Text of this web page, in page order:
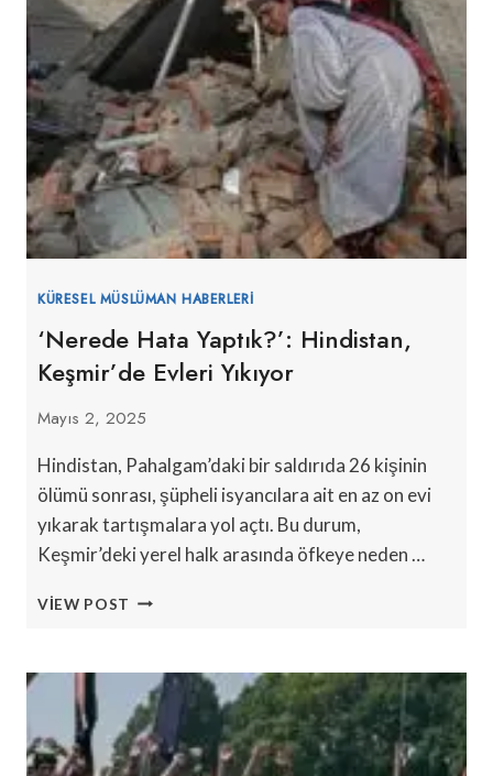
KÜRESEL MÜSLÜMAN HABERLERI
‘Nerede Hata Yaptık?’: Hindistan,
Keşmir’de Evleri Yıkıyor
Mayıs 2, 2025
Hindistan, Pahalgam’daki bir saldırıda 26 kişinin
ölümü sonrası, şüpheli isyancılara ait en az on evi
yıkarak tartışmalara yol açtı. Bu durum,
Keşmir’deki yerel halk arasında öfkeye neden …
VIEW POST ‘NEREDE
KEŞMIR’DE
EVLERI
YIKIYOR